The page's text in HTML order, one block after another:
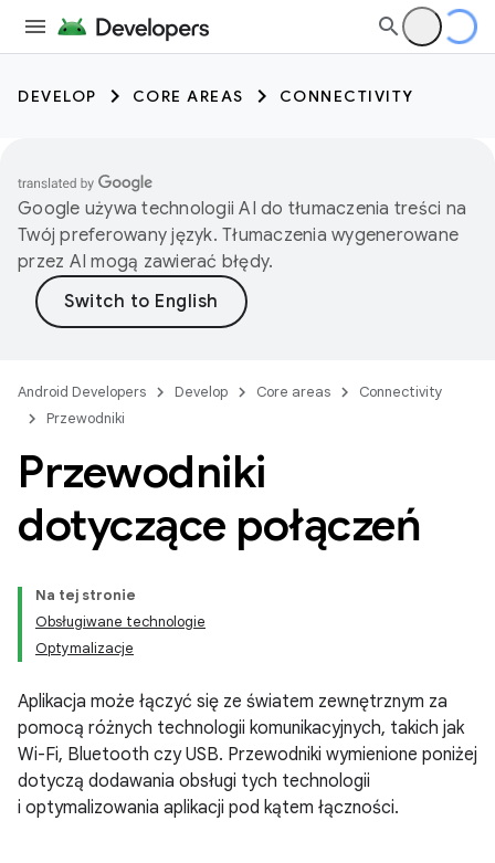
DEVELOP CORE AREAS CONNECTIVITY
Google używa technologii AI do tłumaczenia treści na
Twój preferowany język. Tłumaczenia wygenerowane
przez AI mogą zawierać błędy.
Android Developers Develop Core areas
Connectivity
Przewodniki
Przewodniki
dotyczące połączeń
Na tej stronie
Obsługiwane technologie
Optymalizacje
Aplikacja może łączyć się ze światem zewnętrznym za
pomocą różnych technologii komunikacyjnych, takich jak
Wi-Fi, Bluetooth czy USB. Przewodniki wymienione poniżej
dotyczą dodawania obsługi tych technologii
i optymalizowania aplikacji pod kątem łączności.